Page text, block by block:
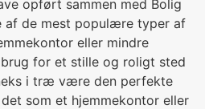
opført sammen med Bolig
af de mest populære typer af
eller mindre
for et stille og roligt sted
i træ være den perfekte
som et hjemmekontor eller